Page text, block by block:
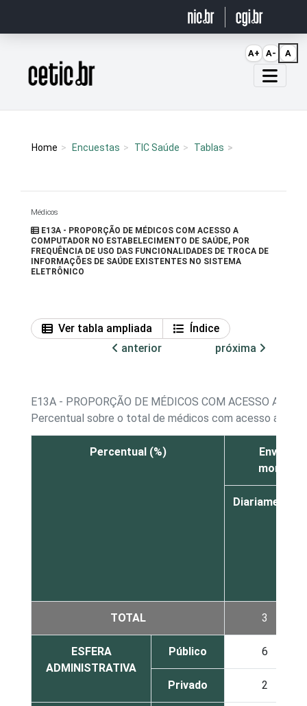
Página inicial
Home Encuestas TIC Saúde Tablas
Médicos
E13A - PROPORÇÃO DE MÉDICOS COM ACESSO A
COMPUTADOR NO ESTABELECIMENTO DE SAÚDE, POR
FREQUÊNCIA DE USO DAS FUNCIONALIDADES DE TROCA DE
INFORMAÇÕES DE SAÚDE EXISTENTES NO SISTEMA
ELETRÔNICO
Ver tabla ampliada
Índice
anterior
próxima
E13A - PROPORÇÃO DE MÉDICOS COM ACESSO A
Percentual sobre o total de médicos com acesso a
Percentual (%)
Enviar
Diariamente
TOTAL 3
ESFERA
ADMINISTRATIVA
Público 6
Privado 2
A+ A- A